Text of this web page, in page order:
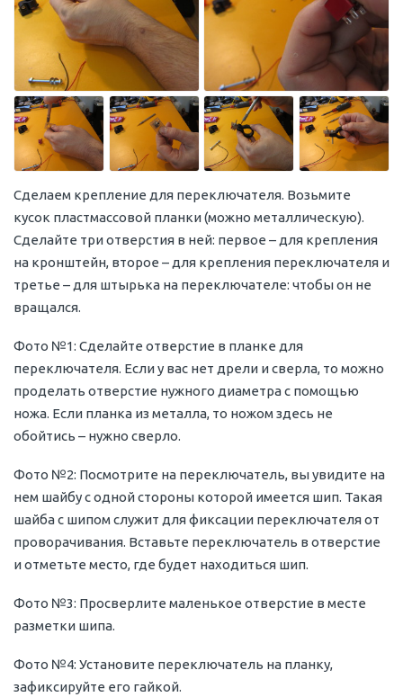
Сделаем крепление для переключателя. Возьмите
кусок пластмассовой планки (можно металлическую).
Сделайте три отверстия в ней: первое – для крепления
на кронштейн, второе – для крепления переключателя и
третье – для штырька на переключателе: чтобы он не
вращался.
Фото №1: Сделайте отверстие в планке для
переключателя. Если у вас нет дрели и сверла, то можно
проделать отверстие нужного диаметра с помощью
ножа. Если планка из металла, то ножом здесь не
обойтись – нужно сверло.
Фото №2: Посмотрите на переключатель, вы увидите на
нем шайбу с одной стороны которой имеется шип. Такая
шайба с шипом служит для фиксации переключателя от
проворачивания. Вставьте переключатель в отверстие
и отметьте место, где будет находиться шип.
Фото №3: Просверлите маленькое отверстие в месте
разметки шипа.
Фото №4: Установите переключатель на планку,
зафиксируйте его гайкой.